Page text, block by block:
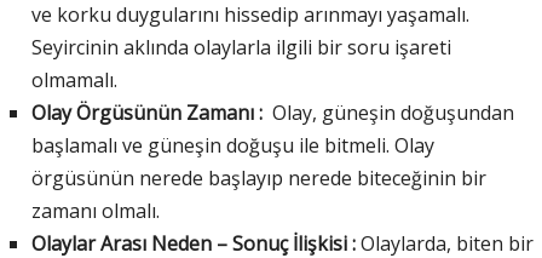
ve korku duygularını hissedip arınmayı yaşamalı.
Seyircinin aklında olaylarla ilgili bir soru işareti
olmamalı.
Olay Örgüsünün Zamanı : Olay, güneşin doğuşundan
başlamalı ve güneşin doğuşu ile bitmeli. Olay
örgüsünün nerede başlayıp nerede biteceğinin bir
zamanı olmalı.
Olaylar Arası Neden – Sonuç İlişkisi :Olaylarda, biten bir